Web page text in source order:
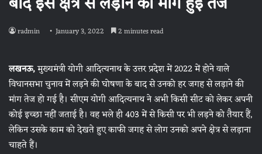
radmin January 3, 2022 2 minutes read
लखनऊ,मुख्यमंत्री योगी आदित्यनाथ के उत्तर प्रदेश में 2022 में होने वाले
विधानसभा चुनाव में लड़ने की घोषणा के बाद से उनको हर जगह से लड़ाने की
मांग तेज हो गई है। सीएम योगी आदित्यनाथ ने अभी किसी सीट को लेकर अपनी
कोई इच्छा नहीं जताई है। वह भले ही 403 में से किसी पर भी लड़ने को तैयार हैं,
लेकिन उसके काम को देखते हुए काफी जगह से लोग उनको अपने क्षेत्र से लड़ाना
चाहते हैं।